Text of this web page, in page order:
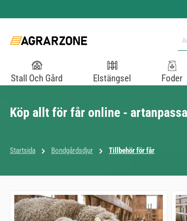
Stall Och Gård Elstängsel Foder
Köp allt för får online -
Startsida Bondgårdsdjur Tillbehör för får